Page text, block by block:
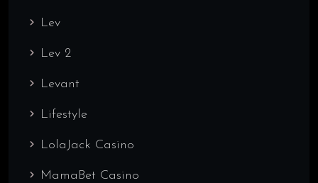
Lev
Lev 2
Levant
Lifestyle
LolaJack Casino
MamaBet Casino